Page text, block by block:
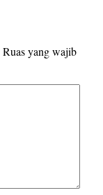
Ruas yang wajib